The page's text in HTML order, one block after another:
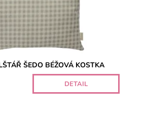
ŠEDO BÉŽOVÁ KOSTKA
DETAIL